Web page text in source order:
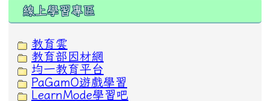
線上學習專區
教育雲
教育部因材網
均一教育平台
PaGamO遊戲學習
LearnMode學習吧